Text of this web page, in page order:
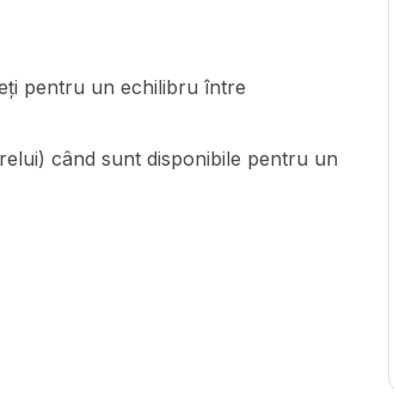
pentru un echilibru între
când sunt disponibile pentru un